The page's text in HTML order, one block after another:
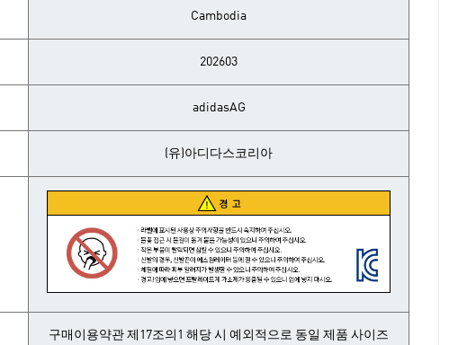
Cambodia
202603
adidasAG
(유)아디다스코리아
구매이용약관 제17조의1 해당 시 예외적으로 동일 제품 사이즈